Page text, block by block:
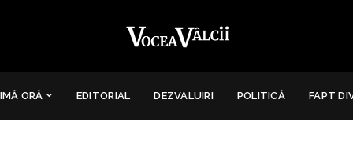
ORĂ EDITORIAL DEZVALUIRI POLITICĂ FAPT